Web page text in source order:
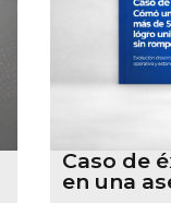
Caso de
en una